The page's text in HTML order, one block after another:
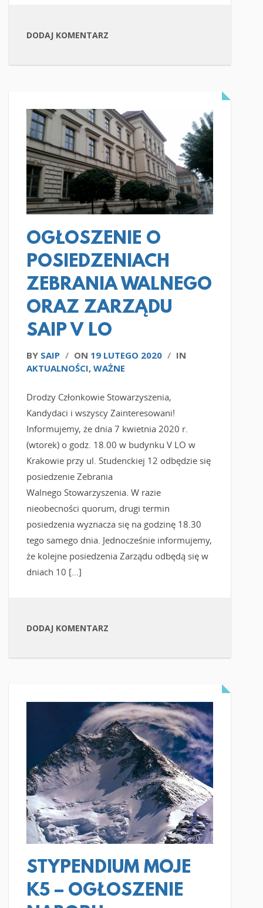
DODAJ KOMENTARZ
CZYTAJ WIĘCEJ
OGŁOSZENIE O
POSIEDZENIACH
ZEBRANIA WALNEGO
ORAZ ZARZĄDU
SAIP V LO
BY SAIP / ON 19 LUTEGO 2020 / IN
AKTUALNOŚCI, WAŻNE
Drodzy Członkowie Stowarzyszenia,
Kandydaci i wszyscy Zainteresowani!
Informujemy, że dnia 7 kwietnia 2020 r.
(wtorek) o godz. 18.00 w budynku V LO w
Krakowie przy ul. Studenckiej 12 odbędzie się
posiedzenie Zebrania
Walnego Stowarzyszenia. W razie
nieobecności quorum, drugi termin
posiedzenia wyznacza się na godzinę 18.30
tego samego dnia. Jednocześnie informujemy,
że kolejne posiedzenia Zarządu odbędą się w
dniach 10 […]
DODAJ KOMENTARZ
CZYTAJ WIĘCEJ
STYPENDIUM MOJE
K5 – OGŁOSZENIE